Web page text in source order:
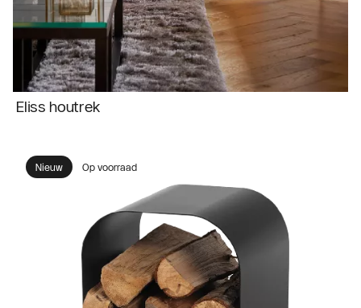
Eliss houtrek
Nieuw Op voorraad